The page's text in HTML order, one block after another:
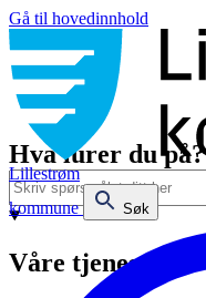
Gå til hovedinnhold
Lillestrøm
kommune
Søk
Hva lurer du på?
Våre tjenester